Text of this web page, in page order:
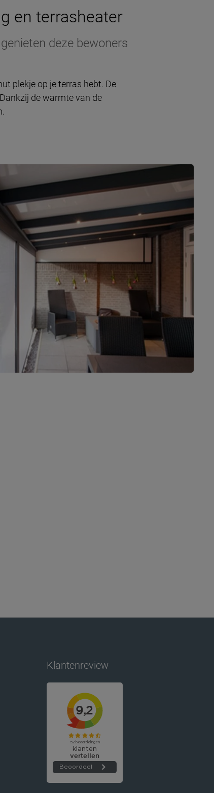
en terrasheater
deze bewoners
plekje op je terras hebt. De
de warmte van de
Klantenreview